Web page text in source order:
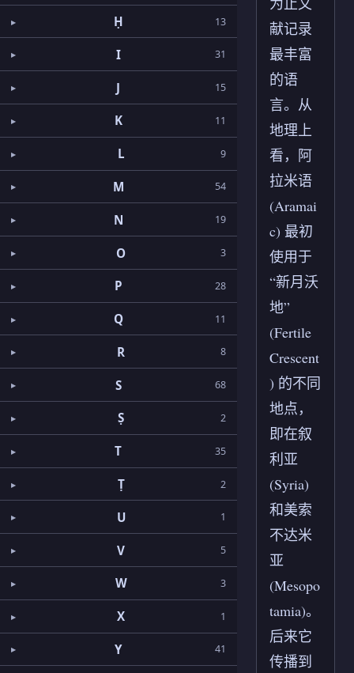
Ḥ 13
I 31
J 15
K 11
L 9
M 54
N 19
O 3
P 28
Q 11
R 8
S 68
Ṣ 2
T 35
Ṭ 2
U 1
V 5
W 3
X 1
Y 41
献记录
最丰富
的语
言。从
地理上
看，阿
拉米语
(Aramai
c) 最初
使用于
“新月沃
地”
(Fertile
Crescent
) 的不同
地点，
即在叙
利亚
(Syria)
和美索
不达米
亚
(Mesopo
tamia)。
后来它
传播到